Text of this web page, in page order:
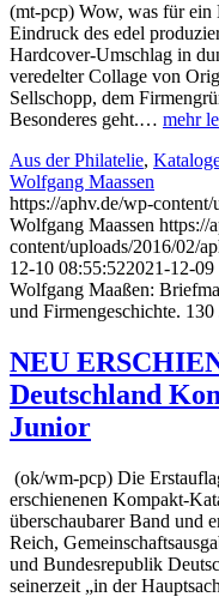
(mt-pcp) Wow, was für ein
Eindruck des edel
Hardcover-Umschlag in
veredelter Collage von
Sellschopp, dem
Besonderes geht.… mehr
Aus der Philatelie,
Wolfgang Maassen
https://aphv.de/wp-
Wolfgang Maassen https://
content/uploads/2016/02/
12-10 08:55:522021-12-09
Wolfgang Maaßen:
und Firmengeschichte. 130
NEU
Deutschland
Junior
(ok/wm-pcp) Die
erschienenen Kompakt-
überschaubarer Band und
Reich,
und Bundesrepublik
seinerzeit „in der